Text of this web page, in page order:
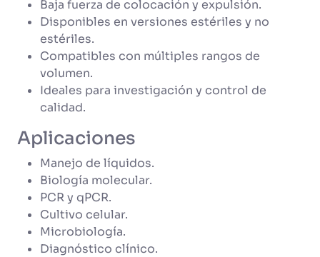
Baja fuerza de colocación y expulsión.
Disponibles en versiones estériles y no
estériles.
Compatibles con múltiples rangos de
volumen.
Ideales para investigación y control de
calidad.
Aplicaciones
Manejo de líquidos.
Biología molecular.
PCR y qPCR.
Cultivo celular.
Microbiología.
Diagnóstico clínico.